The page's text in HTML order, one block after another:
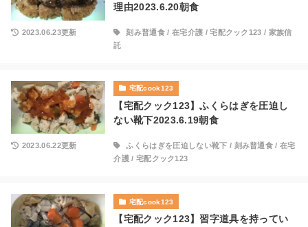
理由2023.6.20朝食
2023.06.23更新 刻み普通食/ 在宅介護 /宅配クック123 / 家族信
託
宅配cook123
【宅配クック123】ふくらはぎを圧迫し
ない靴下2023.6.19朝食
2023.06.22更新 ふくらはぎを圧迫しない靴下 / 刻み普通食 /在宅
介護/ 宅配クック123
宅配cook123
【宅配クック123】習字道具を持ってい